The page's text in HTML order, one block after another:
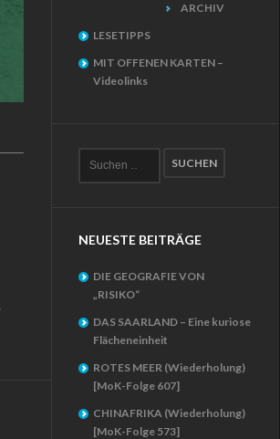
ARCHIV
LESETIPPS
MIT OFFENEN KARTEN –
Videolinks
NEUESTE BEITRÄGE
DIE GEOGRAFIE VON
„RISIKO“
DAS SAARLAND – Eine kuriose
Flächeneinheit
ROTES MEER (Wiederholung)
[MoK-Folge 607]
CHINAFRIKA (Wiederholung)
[MoK-Folge 573]